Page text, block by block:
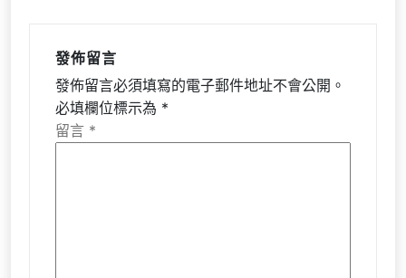
發佈留言
發佈留言必須填寫的電子郵件地址不會公開。
必填欄位標示為 *
留言 *